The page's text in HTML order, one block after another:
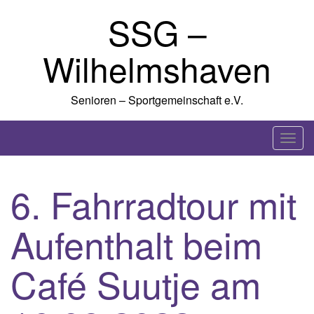
SSG –
Wilhelmshaven
Senioren – Sportgemeinschaft e.V.
T
o
g
6. Fahrradtour mit
Aufenthalt beim
Café Suutje am